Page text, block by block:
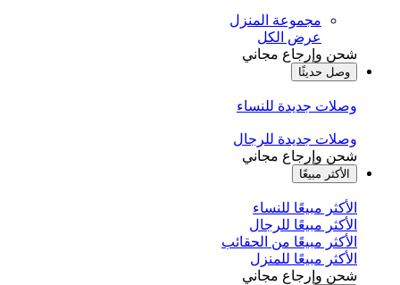
مجموعة المنزل
عرض الكل
شحن وإرجاع مجاني
وصل حديثًا
وصلات جديدة للنساء
وصلات جديدة للرجال
شحن وإرجاع مجاني
الأكثر مبيعًا
الأكثر مبيعًا للنساء
الأكثر مبيعًا للرجال
الأكثر مبيعًا من الحقائب
الأكثر مبيعًا للمنزل
شحن وإرجاع مجاني